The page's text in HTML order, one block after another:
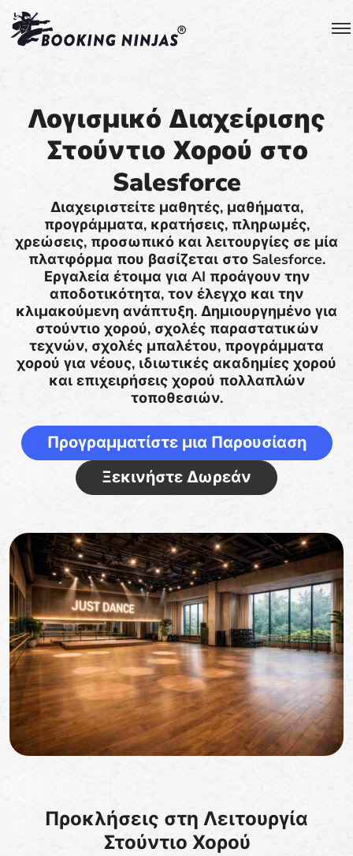
Λογισμικό Διαχείρισης
Στούντιο Χορού στο
Salesforce
Διαχειριστείτε μαθητές, μαθήματα,
προγράμματα, κρατήσεις, πληρωμές,
χρεώσεις, προσωπικό και λειτουργίες σε μία
πλατφόρμα που βασίζεται στο Salesforce.
Εργαλεία έτοιμα για AI προάγουν την
αποδοτικότητα, τον έλεγχο και την
κλιμακούμενη ανάπτυξη. Δημιουργημένο για
στούντιο χορού, σχολές παραστατικών
τεχνών, σχολές μπαλέτου, προγράμματα
χορού για νέους, ιδιωτικές ακαδημίες χορού
και επιχειρήσεις χορού πολλαπλών
τοποθεσιών.
Προγραμματίστε μια Παρουσίαση
Ξεκινήστε Δωρεάν
Προκλήσεις στη Λειτουργία
Στούντιο Χορού